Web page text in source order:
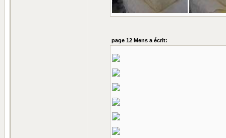
page 12 Mens a écrit: